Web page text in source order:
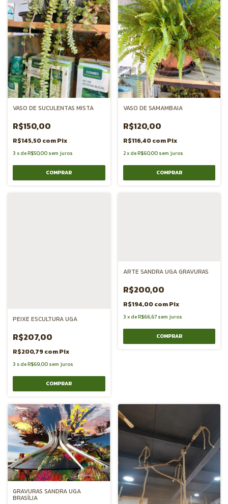
VASO DE SUCULENTAS MISTA
R$150,00
R$145,50comPix
3 xdeR$50,00 sem juros
VASO DE SAMAMBAIA
R$120,00
R$116,40comPix
2xdeR$60,00 sem juros
PEIXE ESCULTURA UGA
R$207,00
R$200,79comPix
3 xdeR$69,00 sem juros
ARTE SANDRA UGA GRAVURAS
R$200,00
R$194,00comPix
3 xdeR$66,67 sem juros
GRAVURAS SANDRA UGA
BRASÍLIA